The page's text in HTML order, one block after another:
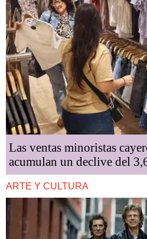
Las ventas minoristas
acumulan un declive del
ARTE Y CULTURA